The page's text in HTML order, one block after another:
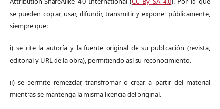
se pueden copiar, usar, difundir, transmitir y exponer públicamente,
siempre que:
i) se cite la autoría y la fuente original de su publicación (revista,
editorial y URL de la obra), permitiendo así su reconocimiento.
ii) se permite remezclar, transfromar o crear a partir del material
mientras se mantenga la misma licencia del original.